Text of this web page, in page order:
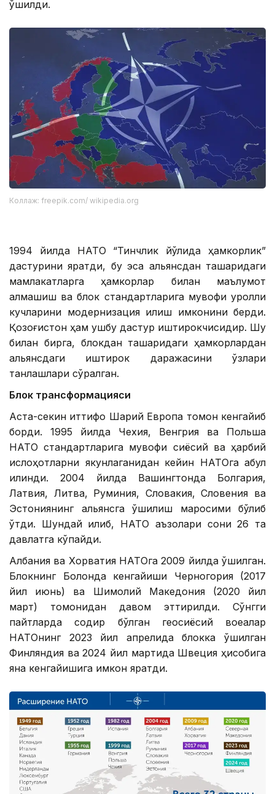
қўшилди.
Коллаж: freepik.com/ wikipedia.org
1994 йилда НАТО “Тинчлик йўлида ҳамкорлик”
дастурини яратди, бу эса альянсдан ташқаридаги
мамлакатларга ҳамкорлар билан маълумот
алмашиш ва блок стандартларига мувофиқ қуролли
кучларини модернизация қилиш имконини берди.
Қозоғистон ҳам ушбу дастур иштирокчисидир. Шу
билан бирга, блокдан ташқаридаги ҳамкорлардан
альянсдаги иштирок даражасини ўзлари
танлашлари сўралган.
Блок трансформацияси
Аста-секин иттифоқ Шарқий Европа томон кенгайиб
борди. 1995 йилда Чехия, Венгрия ва Польша
НАТО стандартларига мувофиқ сиёсий ва ҳарбий
ислоҳотларни якунлаганидан кейин НАТОга қабул
қилинди. 2004 йилда Вашингтонда Болгария,
Латвия, Литва, Руминия, Словакия, Словения ва
Эстониянинг альянсга қўшилиш маросими бўлиб
ўтди. Шундай қилиб, НАТО аъзолари сони 26 та
давлатга кўпайди.
Албания ва Хорватия НАТОга 2009 йилда қўшилган.
Блокнинг Болқонда кенгайиши Черногория (2017
йил июнь) ва Шимолий Македония (2020 йил
март) томонидан давом эттирилди. Сўнгги
пайтларда содир бўлган геосиёсий воқеалар
НАТОнинг 2023 йил апрелида блокка қўшилган
Финляндия ва 2024 йил мартида Швеция ҳисобига
яна кенгайишига имкон яратди.